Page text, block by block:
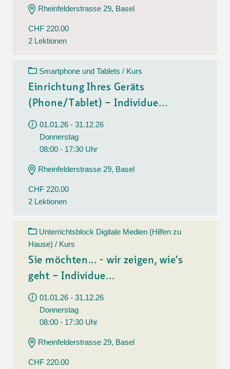
Rheinfelderstrasse 29, Basel
CHF 220.00
2 Lektionen
Smartphone und Tablets / Kurs
Einrichtung Ihres Geräts
(Phone/Tablet) – Individue...
01.01.26 - 31.12.26
Donnerstag
08:00 - 17:30 Uhr
Rheinfelderstrasse 29, Basel
CHF 220.00
2 Lektionen
Unterrichtsblock Digitale Medien (Hilfen zu
Hause) / Kurs
Sie möchten... - wir zeigen, wie's
geht – Individue...
01.01.26 - 31.12.26
Donnerstag
08:00 - 17:30 Uhr
Rheinfelderstrasse 29, Basel
CHF 220.00